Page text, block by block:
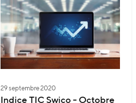
29 septembre 2020
Indice TIC Swico - Octobre